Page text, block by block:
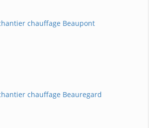
chauffage Beaupont
chauffage Beauregard